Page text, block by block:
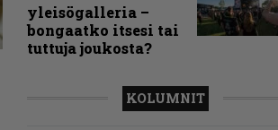
yleisögalleria –
bongaatko itsesi tai
tuttuja joukosta?
KOLUMNIT